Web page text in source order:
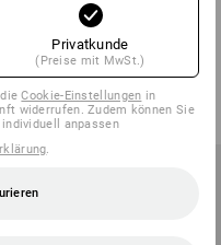
Bandana e.s.fusion
Farben
13,08 €
MwSt.) ab 3 Stück
Privatkunde
(Preise mit MwSt.)
dieCookie-Einstellungen in
widerrufen. Zudem können Sie
anpassen
.